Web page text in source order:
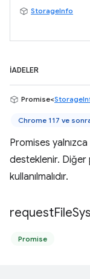
StorageInfo
İADELER
Promise<
Chrome 117 ve
Promises
desteklenir. Diğer
kullanılmalıdır.
requestFile
Promise